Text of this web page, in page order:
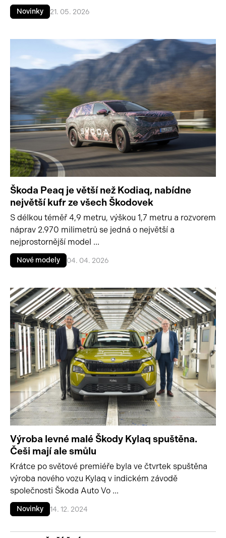
Novinky 21. 05. 2026
Škoda Peaq je větší než Kodiaq, nabídne
největší kufr ze všech Škodovek
S délkou téměř 4,9 metru, výškou 1,7 metru a rozvorem
náprav 2.970 milimetrů se jedná o největší a
nejprostornější model ...
Nové modely 04. 04. 2026
Výroba levné malé Škody Kylaq spuštěna.
Češi mají ale smůlu
Krátce po světové premiéře byla ve čtvrtek spuštěna
výroba nového vozu Kylaq v indickém závodě
společnosti Škoda Auto Vo ...
Novinky 14. 12. 2024